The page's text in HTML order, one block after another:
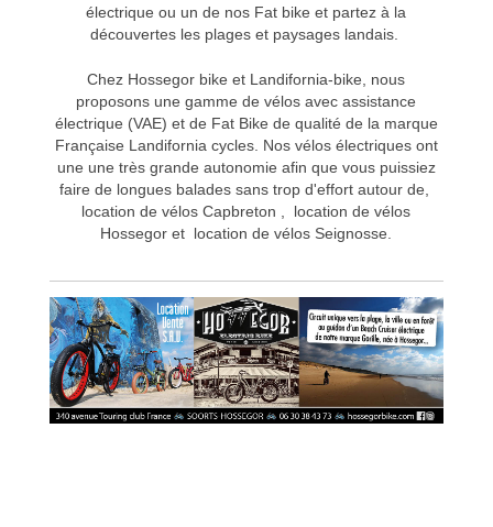
électrique ou un de nos Fat bike et partez à la
découvertes les plages et paysages landais.
Chez Hossegor bike et Landifornia-bike, nous
proposons une gamme de vélos avec assistance
électrique (VAE) et de Fat Bike de qualité de la marque
Française Landifornia cycles. Nos vélos électriques ont
une une très grande autonomie afin que vous puissiez
faire de longues balades sans trop d'effort autour de,
location de vélos Capbreton , location de vélos
Hossegor et location de vélos Seignosse.